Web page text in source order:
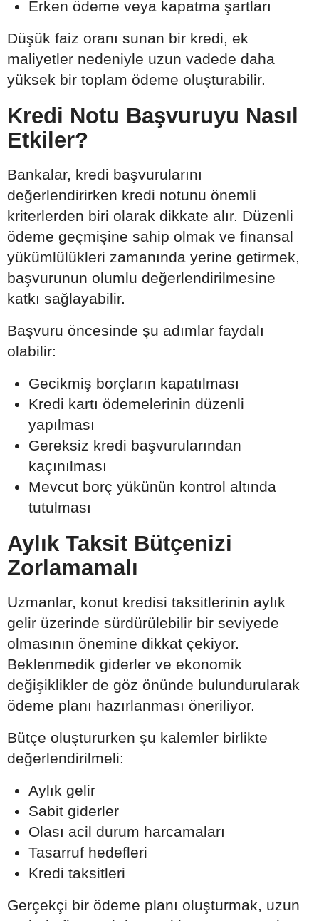
Erken ödeme veya kapatma şartları
Düşük faiz oranı sunan bir kredi, ek
maliyetler nedeniyle uzun vadede daha
yüksek bir toplam ödeme oluşturabilir.
Kredi Notu Başvuruyu Nasıl
Etkiler?
Bankalar, kredi başvurularını
değerlendirirken kredi notunu önemli
kriterlerden biri olarak dikkate alır. Düzenli
ödeme geçmişine sahip olmak ve finansal
yükümlülükleri zamanında yerine getirmek,
başvurunun olumlu değerlendirilmesine
katkı sağlayabilir.
Başvuru öncesinde şu adımlar faydalı
olabilir:
Gecikmiş borçların kapatılması
Kredi kartı ödemelerinin düzenli
yapılması
Gereksiz kredi başvurularından
kaçınılması
Mevcut borç yükünün kontrol altında
tutulması
Aylık Taksit Bütçenizi
Zorlamamalı
Uzmanlar, konut kredisi taksitlerinin aylık
gelir üzerinde sürdürülebilir bir seviyede
olmasının önemine dikkat çekiyor.
Beklenmedik giderler ve ekonomik
değişiklikler de göz önünde bulundurularak
ödeme planı hazırlanması öneriliyor.
Bütçe oluştururken şu kalemler birlikte
değerlendirilmeli:
Aylık gelir
Sabit giderler
Olası acil durum harcamaları
Tasarruf hedefleri
Kredi taksitleri
Gerçekçi bir ödeme planı oluşturmak, uzun